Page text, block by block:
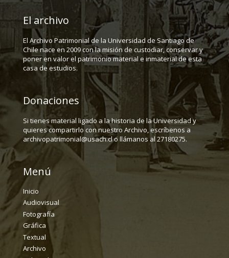
El archivo
El Archivo Patrimonial de la Universidad de Santiago de
Chile nace en 2009 con la misión de custodiar, conservar y
poner en valor el patrimonio material e inmaterial de esta
casa de estudios.
Donaciones
Si tienes material ligado a la historia de la Universidad y
quieres compartirlo con nuestro Archivo, escríbenos a
archivopatrimonial@usach.cl o llámanos al 27180275.
Menú
Inicio
Audiovisual
Fotografía
Gráfica
Textual
Archivo